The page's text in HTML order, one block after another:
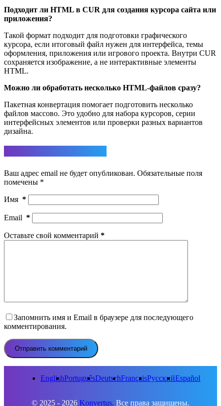
Подходит ли HTML в CUR для создания курсора сайта или
приложения?
Такой формат подходит для подготовки графического
курсора, если итоговый файл нужен для интерфейса, темы
оформления, приложения или игрового проекта. Внутри CUR
сохраняется изображение, а не интерактивные элементы
HTML.
Можно ли обработать несколько HTML-файлов сразу?
Пакетная конвертация помогает подготовить несколько
файлов массово. Это удобно для набора курсоров, серии
интерфейсных элементов или проверки разных вариантов
дизайна.
Ваш адрес email не будет опубликован. Обязательные поля
помечены *
Имя *
Email *
Оставьте свой комментарий *
Запомнить имя и Email в браузере для последующего
комментирования.
Отправить комментарий
EnglishPortuguêsDeutschFrançaisРусскийEspañol
© 2025 - 2026 Konvertus. Все права защищены.